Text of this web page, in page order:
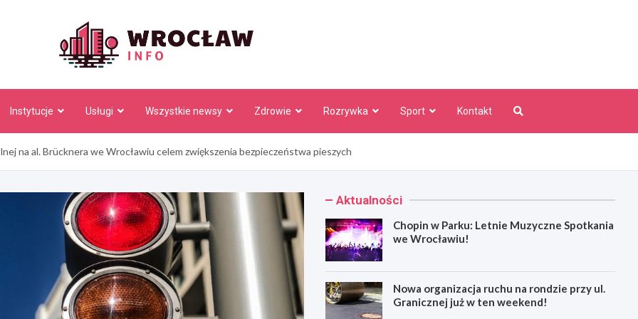
Instytucje Usługi Wszystkie newsy Zdrowie Rozrywka Sport Kontakt
na al. Brücknera we Wrocławiu celem zwiększenia bezpieczeństwa pieszych
Aktualności
Chopin w Parku: Letnie Muzyczne Spotkania
we Wrocławiu!
Nowa organizacja ruchu na rondzie przy ul.
Granicznej już w ten weekend!